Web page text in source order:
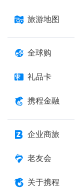
旅游地图
全球购
礼品卡
携程金融
企业商旅
老友会
关于携程